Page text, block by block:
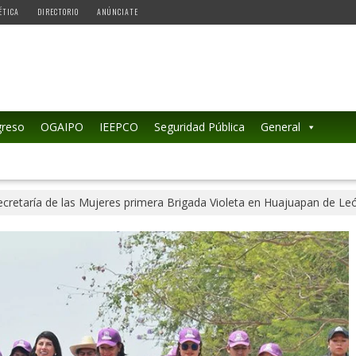
DIRECTORIO ANÚNCIATE
OGAIPO IEEPCO Seguridad Pública General
de las Mujeres primera Brigada Violeta en Huajuapan de